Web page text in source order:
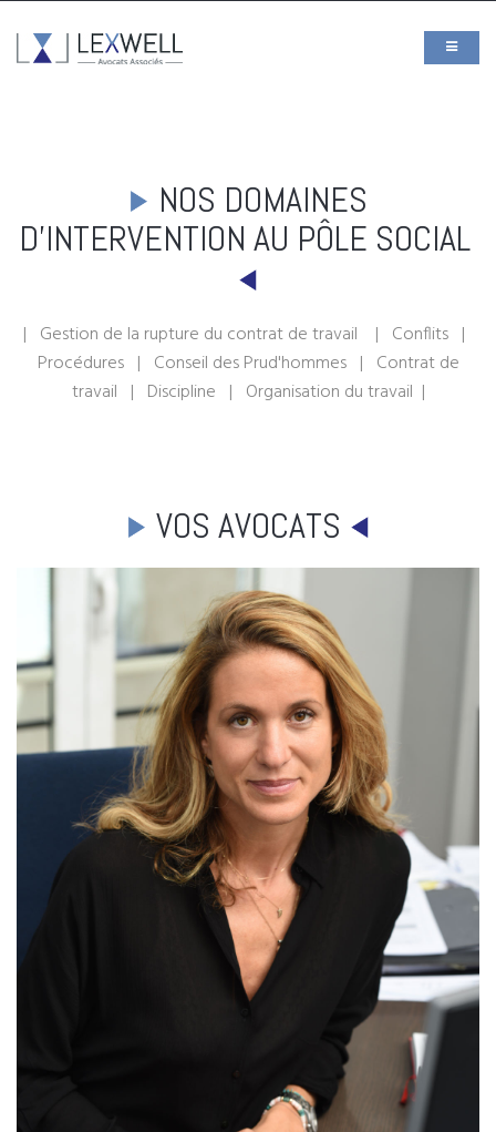
NOS DOMAINES
D'INTERVENTION AU PÔLE SOCIAL
| Gestion de la rupture du contrat de travail | Conflits |
Procédures | Conseil des Prud'hommes | Contrat de
travail | Discipline | Organisation du travail |
VOS AVOCATS